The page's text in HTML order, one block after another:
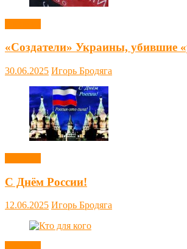
«Создатели» Украины, убившие
30.06.2025 Игорь Бродяга
С Днём России!
12.06.2025 Игорь Бродяга